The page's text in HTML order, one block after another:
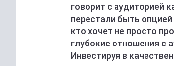
говорит с аудиторией
перестали быть
кто хочет не просто
глубокие отношения с
Инвестируя в